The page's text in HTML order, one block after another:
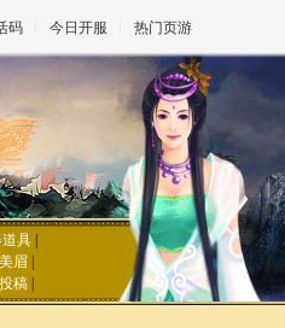
码 今日开服 热门页游
魔兽
天堂 剑网3旗
王权与自由 诛仙
具|
眉|
稿|